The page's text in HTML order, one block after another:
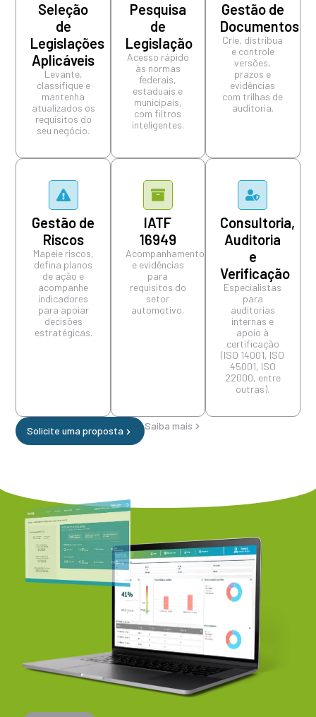
Seleção
de
Legislações
Aplicáveis
Levante,
classifique e
mantenha
atualizados os
requisitos do
seu negócio.
Pesquisa
de
Legislação
Acesso rápido
às normas
federais,
estaduais e
municipais,
com filtros
inteligentes.
Gestão de
Documentos
Crie, distribua
e controle
versões,
prazos e
evidências
com trilhas de
auditoria.
Gestão de
Riscos
Mapeie riscos,
defina planos
de ação e
acompanhe
indicadores
para apoiar
decisões
estratégicas.
⁠IATF
16949
Acompanhamento
e evidências
para
requisitos do
setor
automotivo.
Consultoria,
Auditoria
e
Verificação
Especialistas
para
auditorias
internas e
apoio à
certificação
(ISO 14001, ISO
45001, ISO
22000, entre
outras).
Solicite uma proposta Saiba mais